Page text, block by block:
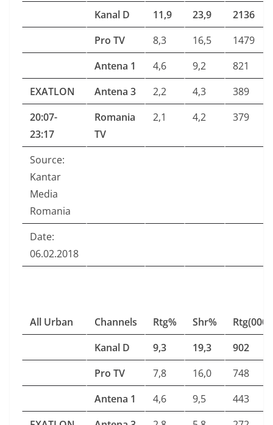
Kanal D
11,9 23,9
2136
Pro TV
8,3 16,5
1479
Antena 1
4,6 9,2
821
EXATLON
Antena 3 2,2 4,3
389
20:07-
23:17
Romania
TV
2,1 4,2 379
Source:
Kantar
Media
Romania
Date:
06.02.2018
All Urban Channels Rtg% Shr%
Rtg(000)
Kanal D
9,3 19,3
902
Pro TV
7,8 16,0
748
Antena 1
4,6 9,5
443